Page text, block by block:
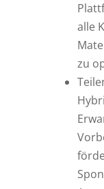
alle
zu